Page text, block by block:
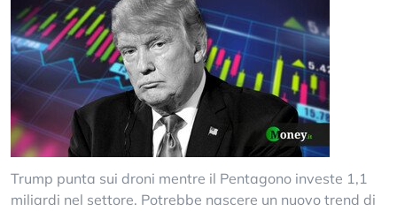
Trump punta sui droni mentre il Pentagono investe 1,1
miliardi nel settore. Potrebbe nascere un nuovo trend di